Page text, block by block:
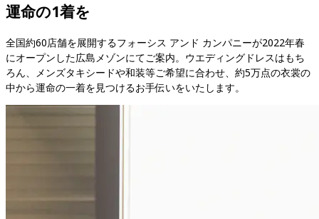
​運命の1着を
全国約60店舗を展開するフォーシス アンド カンパニーが2022年春
にオープンした広島メゾンにてご案内。ウエディングドレスはもち
ろん、メンズタキシードや和装等ご希望に合わせ、約5万点の衣裳の
中から運命の一着を見つけるお手伝いをいたします。